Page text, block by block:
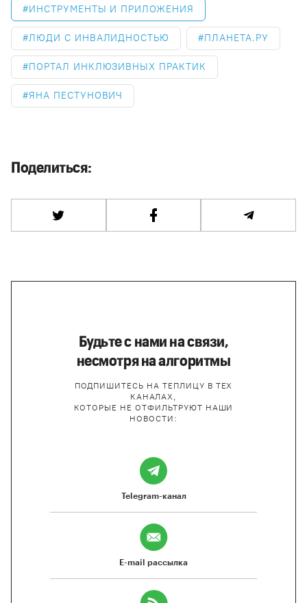
ИНСТРУМЕНТЫ И ПРИЛОЖЕНИЯ
ЛЮДИ С ИНВАЛИДНОСТЬЮ ПЛАНЕТА.РУ
ПОРТАЛ ИНКЛЮЗИВНЫХ ПРАКТИК
ЯНА ПЕСТУНОВИЧ
Поделиться:
Будьте с нами на связи,
несмотря на алгоритмы
ПОДПИШИТЕСЬ НА ТЕПЛИЦУ В ТЕХ
КАНАЛАХ,
КОТОРЫЕ НЕ ОТФИЛЬТРУЮТ НАШИ
НОВОСТИ:
Telegram-канал
E-mail рассылка